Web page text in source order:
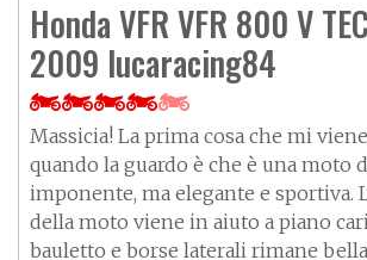
Honda VFR VFR 800 V
2009 lucaracing84
Massicia! La prima cosa che mi
quando la guardo è che è una moto
imponente, ma elegante e sportiva.
della moto viene in aiuto a piano
bauletto e borse laterali rimane